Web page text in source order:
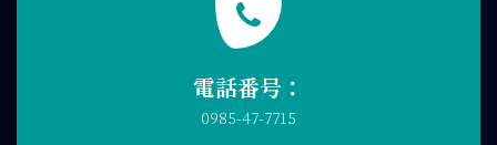
電話番号：
0985-47-7715